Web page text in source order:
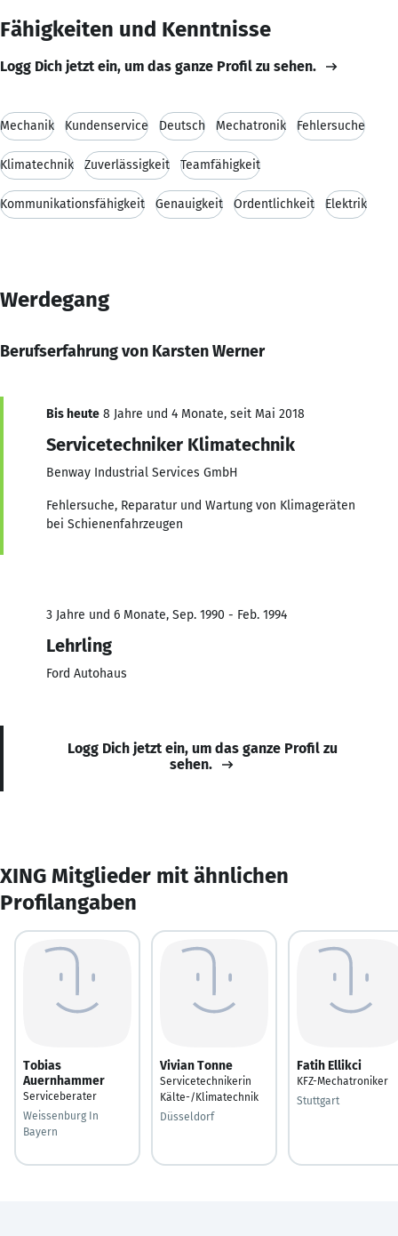
Fähigkeiten und Kenntnisse
Logg Dich jetzt ein, um das ganze Profil zu sehen.
Mechanik Kundenservice Deutsch Mechatronik Fehlersuche
Klimatechnik Zuverlässigkeit Teamfähigkeit
Kommunikationsfähigkeit Genauigkeit Ordentlichkeit Elektrik
Werdegang
Berufserfahrung von Karsten Werner
Bis heute 8 Jahre und 4 Monate, seit Mai 2018
Servicetechniker Klimatechnik
Benway Industrial Services GmbH
Fehlersuche, Reparatur und Wartung von Klimageräten
bei Schienenfahrzeugen
3 Jahre und 6 Monate, Sep. 1990 - Feb. 1994
Lehrling
Ford Autohaus
Logg Dich jetzt ein, um das ganze Profil zu
sehen.
XING Mitglieder mit ähnlichen
Profilangaben
Tobias
Auernhammer
Serviceberater
Weissenburg In
Bayern
Vivian Tonne
Servicetechnikerin
Kälte-/Klimatechnik
Düsseldorf
Fatih Ellikci
KFZ-Mechatroniker
Stuttgart